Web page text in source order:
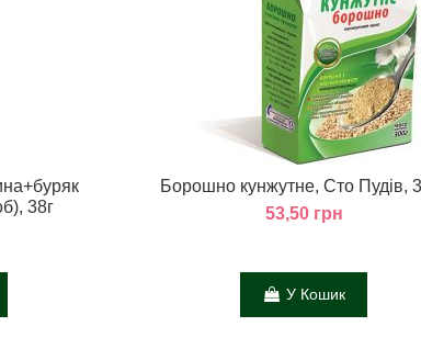
38г
Борошно кунжутне, Сто Пудів,
53,50 грн
У Кошик